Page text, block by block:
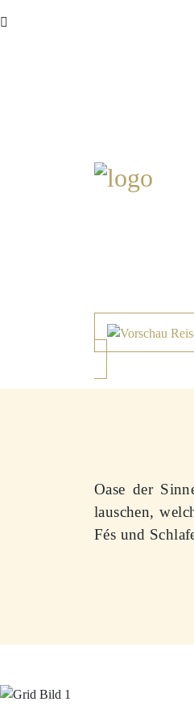
Oase der
lauschen,
Fés und